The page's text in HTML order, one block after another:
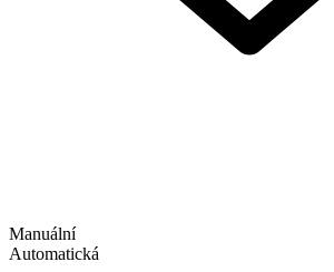
Manuální
Automatická